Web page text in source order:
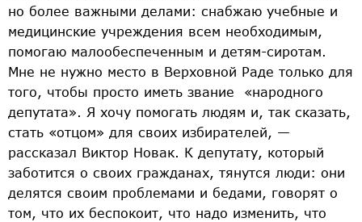
но более важными делами: снабжаю учебные и
медицинские учреждения всем необходимым,
помогаю малообеспеченным и детям-сиротам.
Мне не нужно место в Верховной Раде только для
того, чтобы просто иметь звание «народного
депутата». Я хочу помогать людям и, так сказать,
стать «отцом» для своих избирателей, —
рассказал Виктор Новак. К депутату, который
заботится о своих гражданах, тянутся люди: они
делятся своим проблемами и бедами, говорят о
том, что их беспокоит, что надо изменить, что